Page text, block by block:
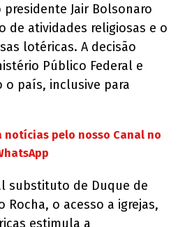
Jair Bolsonaro
de atividades religiosas e o
lotéricas. A decisão
Público Federal e
país, inclusive para
notícias pelo nosso Canal no
substituto de Duque de
Rocha, o acesso a igrejas,
estimula a